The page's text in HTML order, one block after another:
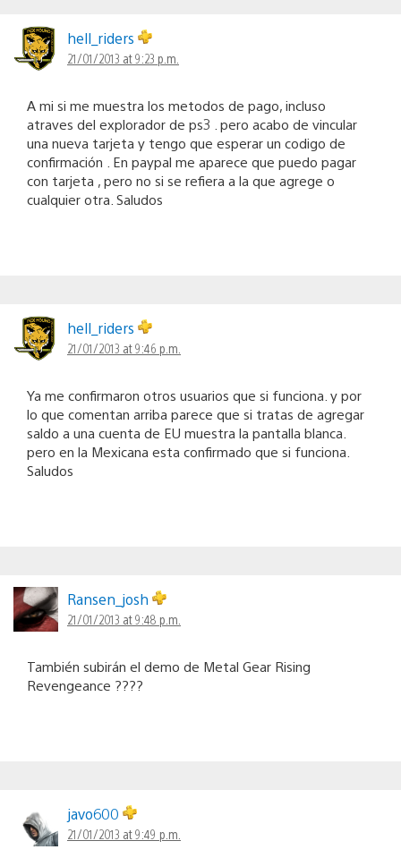
hell_riders
21/01/2013 at 9:23 p.m.
A mi si me muestra los metodos de pago, incluso
atraves del explorador de ps3 . pero acabo de vincular
una nueva tarjeta y tengo que esperar un codigo de
confirmación . En paypal me aparece que puedo pagar
con tarjeta , pero no si se refiera a la que agrege o
cualquier otra. Saludos
hell_riders
21/01/2013 at 9:46 p.m.
Ya me confirmaron otros usuarios que si funciona. y por
lo que comentan arriba parece que si tratas de agregar
saldo a una cuenta de EU muestra la pantalla blanca.
pero en la Mexicana esta confirmado que si funciona.
Saludos
Ransen_josh
21/01/2013 at 9:48 p.m.
También subirán el demo de Metal Gear Rising
Revengeance ????
javo600
21/01/2013 at 9:49 p.m.